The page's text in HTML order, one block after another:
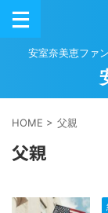
安室奈美恵ファ
HOME > 父親
父親